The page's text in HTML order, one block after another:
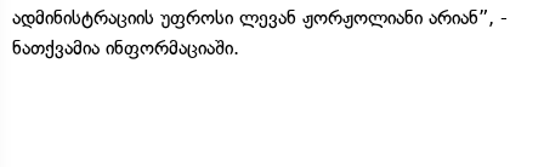
ადმინისტრაციის უფროსი ლევან ჟორჟოლიანი არიან”, -
ნათქვამია ინფორმაციაში.